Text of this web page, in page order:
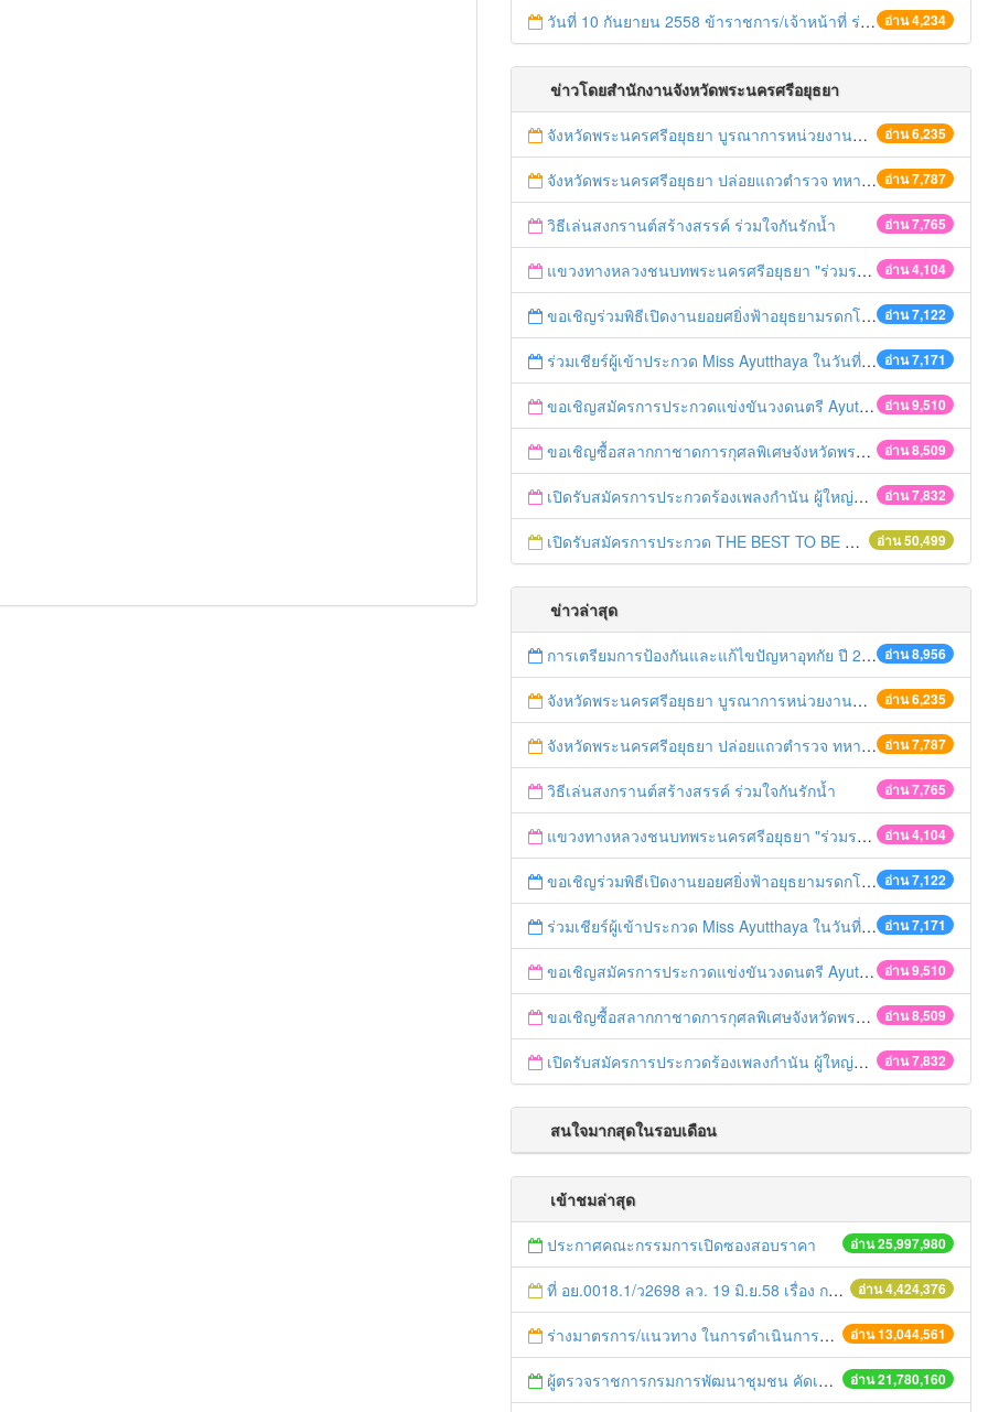
อ่าน 4,234
วันที่ 10 กันยายน 2558 ข้าราชการ/เจ้าหน้าที่ ร่วมแสดงความยินดี ผู้ว่าฯ
ข่าวโดยสำนักงานจังหวัดพระนครศรีอยุธยา
อ่าน 6,235
จังหวัดพระนครศรีอยุธยา บูรณาการหน่วยงานที่เกี่ยวข้อง ลงพื้นที่จัดระเบียบและดำเนินมาตรการตามบทลงโทษสูงสุดกับผู้ประกอบการร้านค้าที่ยังฝ่าฝืนตั้งร้านค้ารุกล้ำเขตพื้นที่ทางหลวง เตรียมความปลอดภัยก่อนเทศกาลสงกรานต์
อ่าน 7,787
จังหวัดพระนครศรีอยุธยา ปล่อยแถวตำรวจ ทหาร ฝ่ายปกครอง กว่า 100 นาย ตรวจเข้มท่ารถสาธารณะ สถานีขนส่งรถโดยสาร วินรถตู้ และสถานีรถไฟ เตรียมรับมือเทศกาลสงกรานต์
อ่าน 7,765
วิธีเล่นสงกรานต์สร้างสรรค์ ร่วมใจกันรักน้ำ
อ่าน 4,104
แขวงทางหลวงชนบทพระนครศรีอยุธยา "ร่วมรณรงค์ ขับช้า เปิดไฟหน้า คาดเข็มขัด" เทศกาลสงกรานต์ ปี 2561
อ่าน 7,122
ขอเชิญร่วมพิธีเปิดงานยอยศยิ่งฟ้าอยุธยามรดกโลก
อ่าน 7,171
ร่วมเชียร์ผู้เข้าประกวด Miss Ayutthaya ในวันที่ 15 ธันวาคม 2560
อ่าน 9,510
ขอเชิญสมัครการประกวดแข่งขันวงดนตรี Ayutthaya battle of the bands
อ่าน 8,509
ขอเชิญซื้อสลากกาชาดการกุศลพิเศษจังหวัดพระนครศรีอยุธยา 2560
อ่าน 7,832
เปิดรับสมัครการประกวดร้องเพลงกำนัน ผู้ใหญ่บ้าน ฯลฯ
อ่าน 50,499
เปิดรับสมัครการประกวด THE BEST TO BE NUMBER ONE
ข่าวล่าสุด
อ่าน 8,956
การเตรียมการป้องกันและแก้ไขปัญหาอุทกัย ปี 2561
อ่าน 6,235
จังหวัดพระนครศรีอยุธยา บูรณาการหน่วยงานที่เกี่ยวข้อง ลงพื้นที่จัดระเบียบและดำเนินมาตรการตามบทลงโทษสูงสุดกับผู้ประกอบการร้านค้าที่ยังฝ่าฝืนตั้งร้านค้ารุกล้ำเขตพื้นที่ทางหลวง เตรียมความปลอดภัยก่อนเทศกาลสงกรานต์
อ่าน 7,787
จังหวัดพระนครศรีอยุธยา ปล่อยแถวตำรวจ ทหาร ฝ่ายปกครอง กว่า 100 นาย ตรวจเข้มท่ารถสาธารณะ สถานีขนส่งรถโดยสาร วินรถตู้ และสถานีรถไฟ เตรียมรับมือเทศกาลสงกรานต์
อ่าน 7,765
วิธีเล่นสงกรานต์สร้างสรรค์ ร่วมใจกันรักน้ำ
อ่าน 4,104
แขวงทางหลวงชนบทพระนครศรีอยุธยา "ร่วมรณรงค์ ขับช้า เปิดไฟหน้า คาดเข็มขัด" เทศกาลสงกรานต์ ปี 2561
อ่าน 7,122
ขอเชิญร่วมพิธีเปิดงานยอยศยิ่งฟ้าอยุธยามรดกโลก
อ่าน 7,171
ร่วมเชียร์ผู้เข้าประกวด Miss Ayutthaya ในวันที่ 15 ธันวาคม 2560
อ่าน 9,510
ขอเชิญสมัครการประกวดแข่งขันวงดนตรี Ayutthaya battle of the bands
อ่าน 8,509
ขอเชิญซื้อสลากกาชาดการกุศลพิเศษจังหวัดพระนครศรีอยุธยา 2560
อ่าน 7,832
เปิดรับสมัครการประกวดร้องเพลงกำนัน ผู้ใหญ่บ้าน ฯลฯ
สนใจมากสุดในรอบเดือน
เข้าชมล่าสุด
อ่าน 25,997,980
ประกาศคณะกรรมการเปิดซองสอบราคา
อ่าน 4,424,376
ที่ อย.0018.1/ว2698 ลว. 19 มิ.ย.58 เรื่อง การแก้ไขปัญหาหนี้สินให้แก่เกษตรกร
อ่าน 13,044,561
ร่างมาตรการ/แนวทาง ในการดำเนินการประกอบการตรวจราชการแบบบูรณาการ
อ่าน 21,780,160
ผู้ตรวจราชการกรมการพัฒนาชุมชน คัดเลือกข้าราชการและลูกจ้างดีเด่น และหน่วยงานพัฒนาชุมชนใสสะอาด ประจำปี ๒๕๕๔